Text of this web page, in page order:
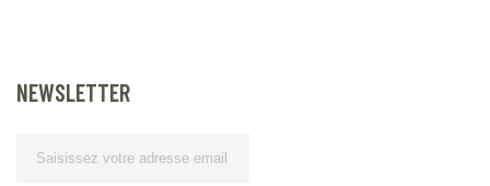
NEWSLETTER